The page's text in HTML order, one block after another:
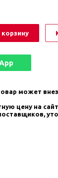
корзину
может
цену на